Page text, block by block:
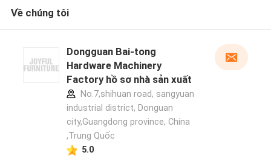
Về chúng tôi
Dongguan Bai-tong
Hardware Machinery
Factory hồ sơ nhà sản xuất
No.7,shihuan road, sangyuan
industrial district, Donguan
city,Guangdong province, China
,Trung Quốc
5.0